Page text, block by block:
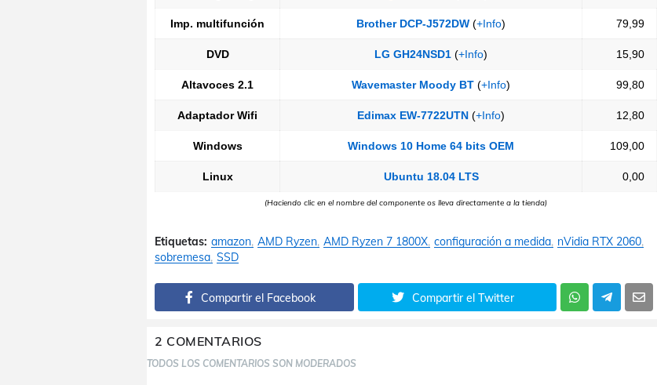
Imp. multifunción Brother DCP-J572DW (+Info) 79,99
DVD LG GH24NSD1 (+Info) 15,90
Altavoces 2.1 Wavemaster Moody BT (+Info) 99,80
Adaptador Wifi Edimax EW-7722UTN (+Info) 12,80
Windows Windows 10 Home 64 bits OEM 109,00
Linux Ubuntu 18.04 LTS 0,00
(Haciendo clic en el nombre del componente os lleva directamente a la tienda)
Etiquetas: amazon AMD Ryzen AMD Ryzen 7 1800X configuración a medida nVidia RTX 2060
sobremesa SSD
Compartir el Facebook Compartir el Twitter
2 COMENTARIOS
TODOS LOS COMENTARIOS SON MODERADOS